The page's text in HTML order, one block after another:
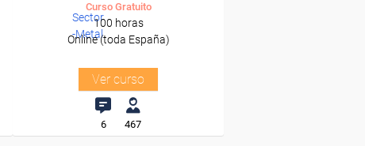
Sector
-Metal.
Curso Gratuito
100 horas
Online (toda España)
Ver curso
6 467